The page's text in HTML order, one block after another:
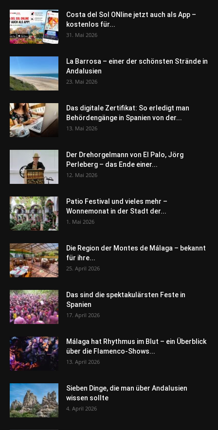
Costa del Sol ONline jetzt auch als App –
kostenlos für...
31. Mai 2026
La Barrosa – einer der schönsten Strände in
Andalusien
23. Mai 2026
Das digitale Zertifikat: So erledigt man
Behördengänge in Spanien von der...
13. Mai 2026
Der Drehorgelmann von El Palo, Jörg
Perleberg – das Ende einer...
12. Mai 2026
Patio Festival und vieles mehr –
Wonnemonat in der Stadt der...
1. Mai 2026
Die Region der Montes de Málaga – bekannt
für ihre...
25. April 2026
Das sind die spektakulärsten Feste in
Spanien
17. April 2026
Málaga hat Rhythmus im Blut – ein Überblick
über die Flamenco-Shows...
13. April 2026
Sieben Dinge, die man über Andalusien
wissen sollte
4. April 2026